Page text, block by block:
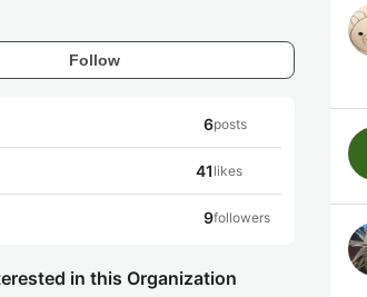
Follow
6posts
41 likes
9followers
in this Organization